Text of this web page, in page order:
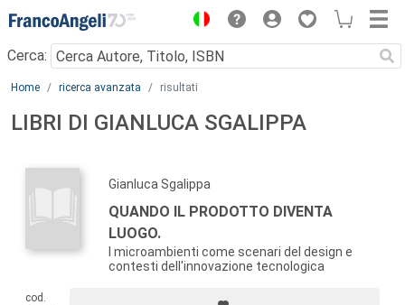
Menu
Cerca:
Main content
Home ricerca avanzata risultati
LIBRI DI GIANLUCA SGALIPPA
Gianluca Sgalippa
QUANDO IL PRODOTTO DIVENTA
LUOGO.
I microambienti come scenari del design e
contesti dell'innovazione tecnologica
cod.